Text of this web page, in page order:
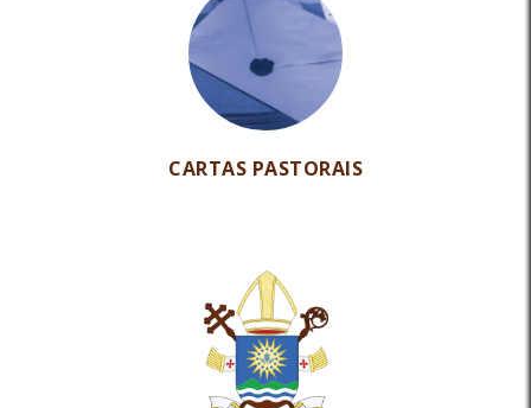
CARTAS PASTORAIS